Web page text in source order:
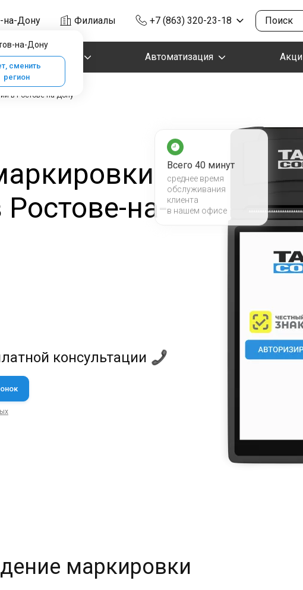
на-Дону
на-Дону
сменить
регион
Филиалы +7 (863) 320-23-18
Маркировка Автоматизация
в Ростове-на-Дону
на-
консультации
Всего 40 минут
среднее время
обслуживания
клиента
в нашем офисе
маркировки